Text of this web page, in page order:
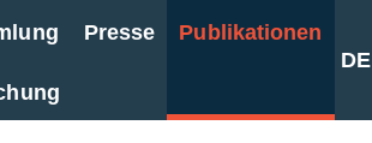
Presse
Publikationen
DE